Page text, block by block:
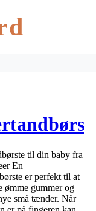
til din baby fra
En
er perfekt til at
ømme gummer og
små tænder. Når